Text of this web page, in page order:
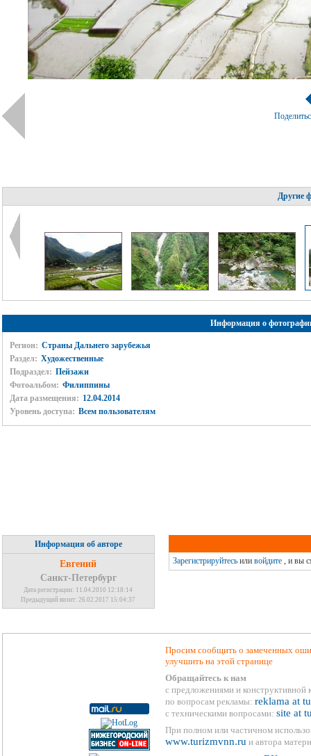
Другие
Информация о
Регион: Страны Дальнего зарубежья
Раздел: Художественные
Подраздел: Пейзажи
Фотоальбом: Филиппины
Дата размещения: 12.04.2014
Уровень доступа: Всем пользователям
Информация об авторе
Евгений
Санкт-Петербург
Дата регистрации: 11.04.2010 12:18:14
Предыдущий визит: 26.02.2017 15:04:37
Зарегистрируйтесьили войдите, и вы
Просим сообщить о замеченных
улучшить на этой странице
Обращайтесь к нам
с предложениями и конструктивной
по вопросам рекламы: reklama at
с техническими вопросами: site at
При полном или частичном
www.turizmvnn.ru и автора